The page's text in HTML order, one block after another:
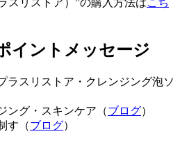
イントメッセージ
スリストア・クレンジング泡ソ
ング・スキンケア（ブログ）
す（ブログ）